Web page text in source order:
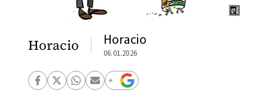
Horacio Horacio
06.01.2026